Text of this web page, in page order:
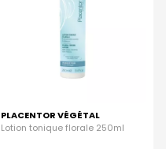
PLACENTOR VÉGÉTAL
Lotion tonique florale 250ml